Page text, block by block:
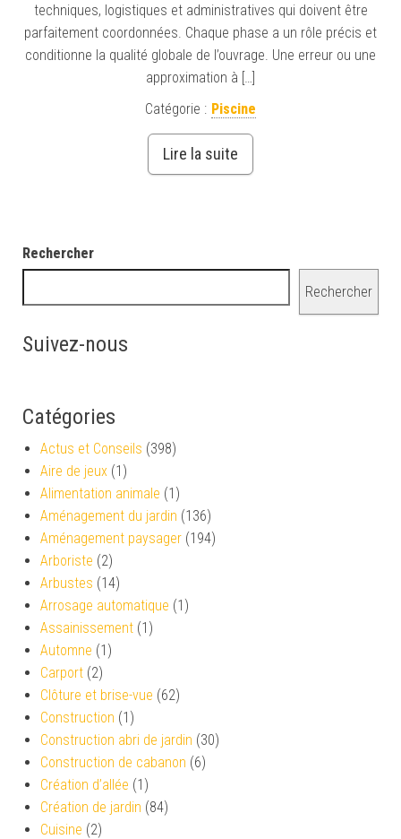
techniques, logistiques et administratives qui doivent être
parfaitement coordonnées. Chaque phase a un rôle précis et
conditionne la qualité globale de l’ouvrage. Une erreur ou une
approximation à […]
Catégorie : Piscine
Lire la suite
Rechercher
Rechercher
Suivez-nous
Catégories
Actus et Conseils (398)
Aire de jeux (1)
Alimentation animale (1)
Aménagement du jardin (136)
Aménagement paysager (194)
Arboriste (2)
Arbustes (14)
Arrosage automatique (1)
Assainissement (1)
Automne (1)
Carport (2)
Clôture et brise-vue (62)
Construction (1)
Construction abri de jardin (30)
Construction de cabanon (6)
Création d’allée (1)
Création de jardin (84)
Cuisine (2)